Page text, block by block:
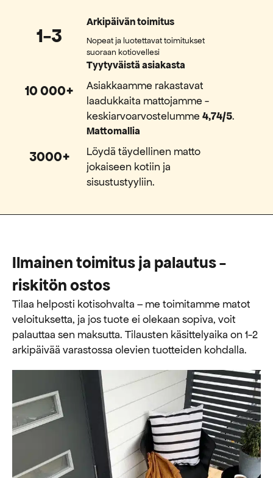
1-3
Arkipäivän toimitus
Nopeat ja luotettavat toimitukset
suoraan kotiovellesi
10 000+
Tyytyväistä asiakasta
Asiakkaamme rakastavat
laadukkaita mattojamme -
keskiarvoarvostelumme4,74/5.
3000+
Mattomallia
Löydä täydellinen matto
jokaiseen kotiin ja
sisustustyyliin.
Ilmainen toimitus ja palautus -
riskitön ostos
Tilaa helposti kotisohvalta – me toimitamme matot
veloituksetta, ja jos tuote ei olekaan sopiva, voit
palauttaa sen maksutta. ​​Tilausten käsittelyaika on 1-2
arkipäivää varastossa olevien tuotteiden kohdalla.